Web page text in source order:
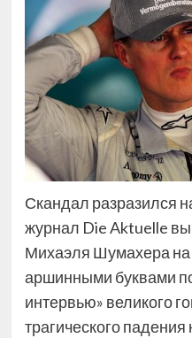
Скандал разразился
журнал Die Aktuelle
Михаэля Шумахера
аршинными буквами
интервью» великого
трагического